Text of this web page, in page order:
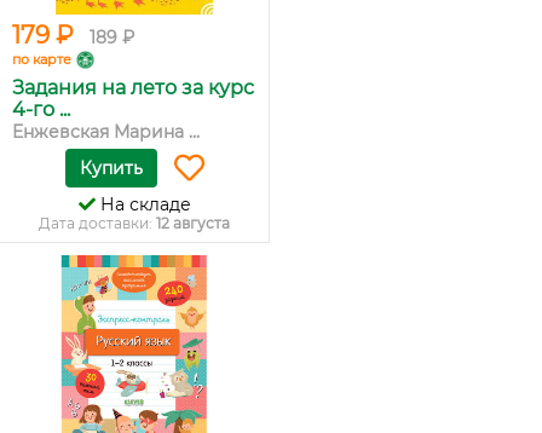
179 ₽ 189 ₽
по карте
Задания на лето за курс
4-го ...
Енжевская Марина ...
Купить
На складе
Дата доставки: 12 августа